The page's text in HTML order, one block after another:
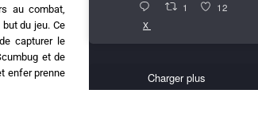
au combat,
du jeu. Ce
capturer le
et de
enfer prenne
1 12
X
Charger plus